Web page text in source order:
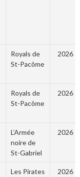
Royals de
St-Pacôme
2026
Royals de
St-Pacôme
2026
L’Armée
noire de
St-Gabriel
2026
Les Pirates
2026